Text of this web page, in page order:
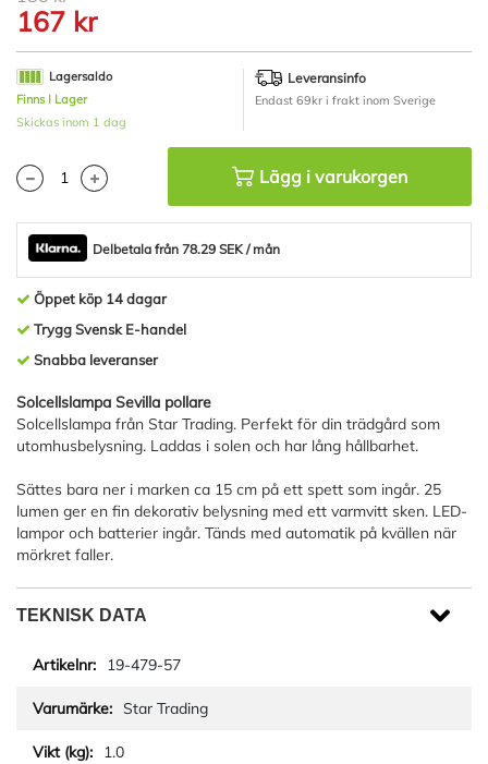
till
början
av
bildgalleriet
167 kr
Lagersaldo
Finns I Lager
Skickas inom 1 dag
Leveransinfo
Endast 69kr i frakt inom Sverige
Lägg i varukorgen
Delbetala från 78.29 SEK / mån
Öppet köp 14 dagar
Trygg Svensk E-handel
Snabba leveranser
Solcellslampa Sevilla pollare
Solcellslampa från Star Trading. Perfekt för din trädgård som
utomhusbelysning. Laddas i solen och har lång hållbarhet.
Sättes bara ner i marken ca 15 cm på ett spett som ingår. 25
lumen ger en fin dekorativ belysning med ett varmvitt sken. LED-
lampor och batterier ingår. Tänds med automatik på kvällen när
mörkret faller.
TEKNISK DATA
19-479-57
Star Trading
1.0